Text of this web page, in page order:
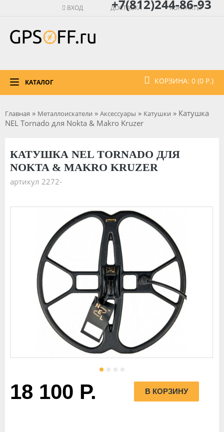
КОНТАКТЫ
ДОСТАВКА
ВХОД +7(812)244-86-93
КОРЗИНА: 0 (0 Р.)
КАТАЛОГ
Главная » Металлоискатели » Аксессуары » Катушки » Катушка
NEL Tornado для Nokta & Makro Kruzer
КАТУШКА NEL TORNADO ДЛЯ
NOKTA & MAKRO KRUZER
артикул 2272-
18 100 Р.